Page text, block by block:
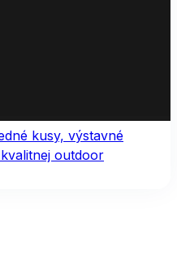
kusy, výstavné
outdoor